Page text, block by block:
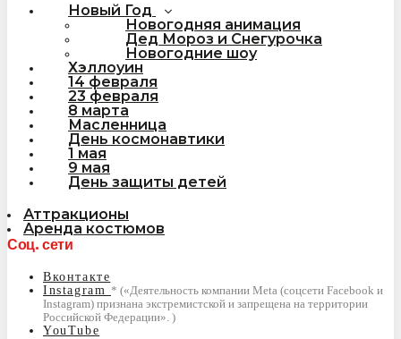
Новый Год
Новогодняя анимация
Дед Мороз и Снегурочка
Новогодние шоу
Хэллоуин
14 февраля
23 февраля
8 марта
Масленница
День космонавтики
1 мая
9 мая
День защиты детей
Аттракционы
Аренда костюмов
Соц. сети
Вконтакте
Instagram
YouTube